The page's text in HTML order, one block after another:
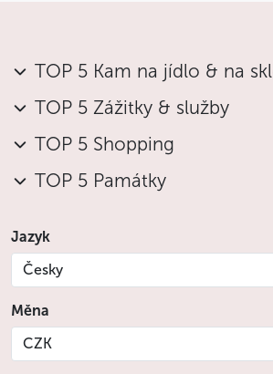
Při pronájmu na 7 a více dnů se
Na vyžádání je možné si
Nabízíme možnost uzavřít
Podmínky pronájmu vozu
Pro předání vozu do rukou
průkaz (nebo pas) osoby, která
pronájmu řídit.
TOP 5 Kam na jídlo & na
TOP 5 Zážitky & služby
TOP 5 Shopping
TOP 5 Památky
Jazyk
Česky
Měna
CZK